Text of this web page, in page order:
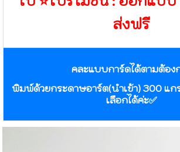
ส่งฟรี
คละแบบการ์ดได้ตามต้อง
พิมพ์ด้วยกระดาษอาร์ต(นำเข้า) 300 แ
เลือกได้ค่ะ✅